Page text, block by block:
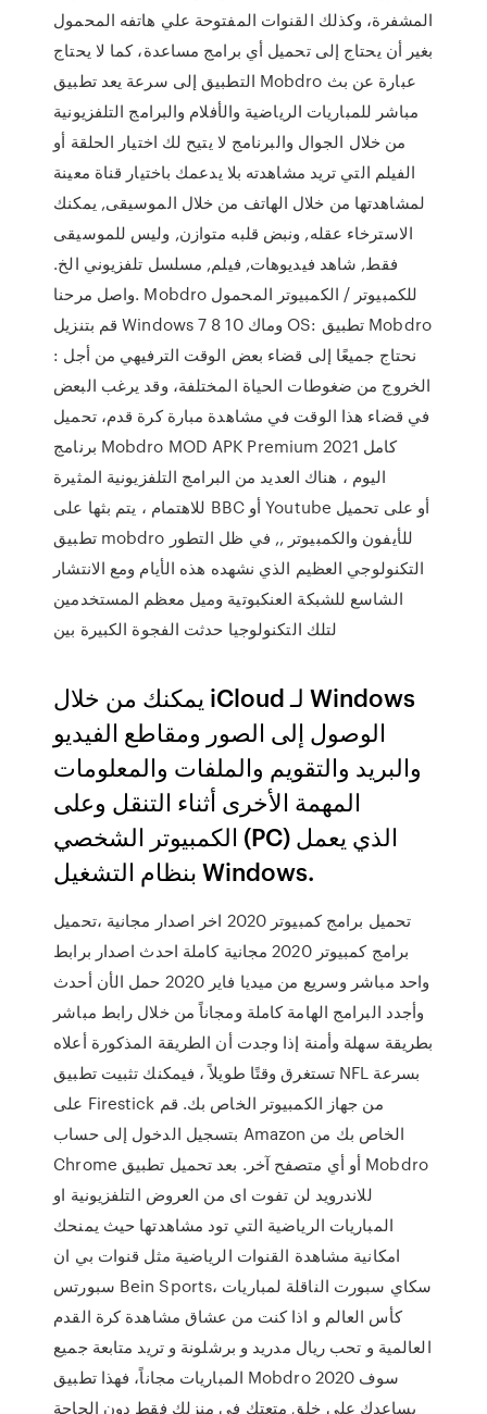
المشفرة، وكذلك القنوات المفتوحة علي هاتفه المحمول
بغير أن يحتاج إلى تحميل أي برامج مساعدة، كما لا يحتاج
التطبيق إلى سرعة يعد تطبيق Mobdro عبارة عن بث
مباشر للمباريات الرياضية والأفلام والبرامج التلفزيونية
من خلال الجوال والبرنامج لا يتيح لك اختيار الحلقة أو
الفيلم التي تريد مشاهدته بلا يدعمك باختيار قناة معينة
لمشاهدتها من خلال الهاتف من خلال الموسيقى, يمكنك
الاسترخاء عقله, ونبض قلبه متوازن, وليس للموسيقى
فقط, شاهد فيديوهات, فيلم, مسلسل تلفزيوني الخ.
واصل مرحنا. Mobdro للكمبيوتر / الكمبيوتر المحمول
قم بتنزيل Windows 7 8 10 وماك OS: تطبيق Mobdro
: نحتاج جميعًا إلى قضاء بعض الوقت الترفيهي من أجل
الخروج من ضغوطات الحياة المختلفة، وقد يرغب البعض
في قضاء هذا الوقت في مشاهدة مبارة كرة قدم، تحميل
برنامج Mobdro MOD APK Premium كامل 2021
اليوم ، هناك العديد من البرامج التلفزيونية المثيرة
للاهتمام ، يتم بثها على BBC أو Youtube أو على تحميل
تطبيق mobdro للأيفون والكمبيوتر ,, في ظل التطور
التكنولوجي العظيم الذي نشهده هذه الأيام ومع الانتشار
الشاسع للشبكة العنكبوتية وميل معظم المستخدمين
لتلك التكنولوجيا حدثت الفجوة الكبيرة بين
يمكنك من خلال iCloud لـ Windows
الوصول إلى الصور ومقاطع الفيديو
والبريد والتقويم والملفات والمعلومات
المهمة الأخرى أثناء التنقل وعلى
الكمبيوتر الشخصي (PC) الذي يعمل
بنظام التشغيل Windows.
تحميل برامج كمبيوتر 2020 اخر اصدار مجانية ،تحميل
برامج كمبيوتر 2020 مجانية كاملة احدث اصدار برابط
واحد مباشر وسريع من ميديا فاير 2020 حمل الأن أحدث
وأجدد البرامج الهامة كاملة ومجاناً من خلال رابط مباشر
بطريقة سهلة وأمنة إذا وجدت أن الطريقة المذكورة أعلاه
تستغرق وقتًا طويلاً ، فيمكنك تثبيت تطبيق NFL بسرعة
على Firestick من جهاز الكمبيوتر الخاص بك. قم
بتسجيل الدخول إلى حساب Amazon الخاص بك من
Chrome أو أي متصفح آخر. بعد تحميل تطبيق Mobdro
للاندرويد لن تفوت اى من العروض التلفزيونية او
المباريات الرياضية التي تود مشاهدتها حيث يمنحك
امكانية مشاهدة القنوات الرياضية مثل قنوات بي ان
سبورتس Bein Sports، سكاي سبورت الناقلة لمباريات
كأس العالم و اذا كنت من عشاق مشاهدة كرة القدم
العالمية و تحب ريال مدريد و برشلونة و تريد متابعة جميع
المباريات مجاناً، فهذا تطبيق Mobdro 2020 سوف
يساعدك على خلق متعتك في منزلك فقط دون الحاجة